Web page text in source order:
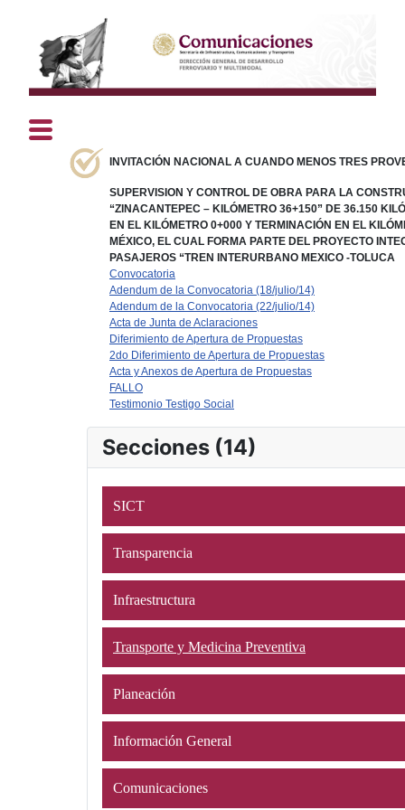
INVITACIÓN NACIONAL A CUANDO MENOS TRES
SUPERVISION Y CONTROL DE OBRA PARA LA
“ZINACANTEPEC – KILÓMETRO 36+150” DE 36.150
EN EL KILÓMETRO 0+000 Y TERMINACIÓN EN EL
MÉXICO, EL CUAL FORMA PARTE DEL PROYECTO
PASAJEROS “TREN INTERURBANO MEXICO -TOLUCA
Convocatoria
Adendum de la Convocatoria (18/julio/14)
Adendum de la Convocatoria (22/julio/14)
Acta de Junta de Aclaraciones
Diferimiento de Apertura de Propuestas
2do Diferimiento de Apertura de Propuestas
Acta y Anexos de Apertura de Propuestas
FALLO
Testimonio Testigo Social
Secciones (14)
SICT
Transparencia
Infraestructura
Transporte y Medicina Preventiva
Planeación
Información General
Comunicaciones